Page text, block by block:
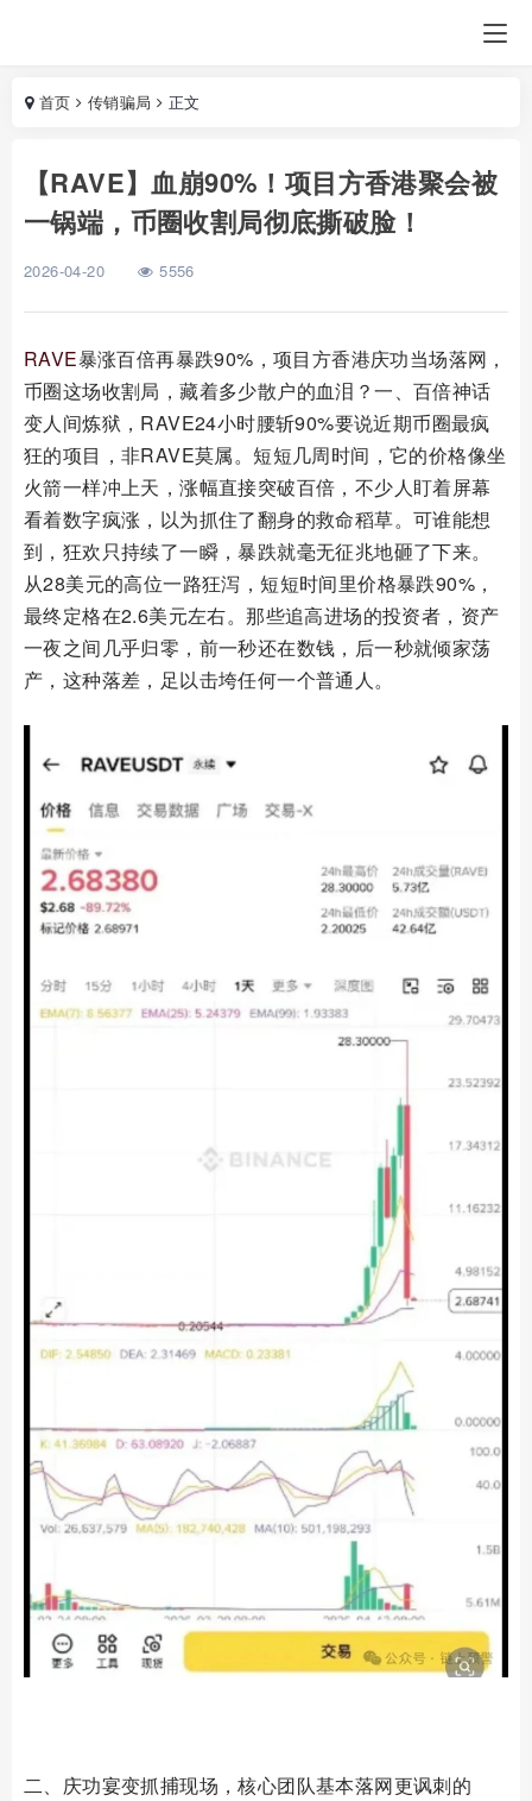
首页 传销骗局 正文
【RAVE】血崩90%！项目方香港聚会被
一锅端，币圈收割局彻底撕破脸！
2026-04-20 5556
RAVE暴涨百倍再暴跌90%，项目方香港庆功当场落网，
币圈这场收割局，藏着多少散户的血泪？一、百倍神话
变人间炼狱，RAVE24小时腰斩90%要说近期币圈最疯
狂的项目，非RAVE莫属。短短几周时间，它的价格像坐
火箭一样冲上天，涨幅直接突破百倍，不少人盯着屏幕
看着数字疯涨，以为抓住了翻身的救命稻草。可谁能想
到，狂欢只持续了一瞬，暴跌就毫无征兆地砸了下来。
从28美元的高位一路狂泻，短短时间里价格暴跌90%，
最终定格在2.6美元左右。那些追高进场的投资者，资产
一夜之间几乎归零，前一秒还在数钱，后一秒就倾家荡
产，这种落差，足以击垮任何一个普通人。
二、庆功宴变抓捕现场，核心团队基本落网更讽刺的